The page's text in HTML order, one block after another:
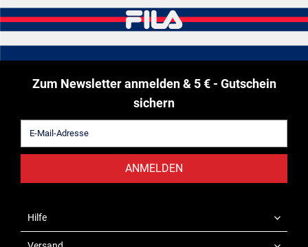
Zum Newsletter anmelden & 5 € - Gutschein
sichern
ANMELDEN
Hilfe